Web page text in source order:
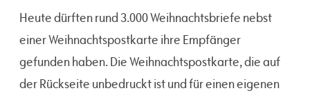
Heute dürften rund 3.000 Weihnachtsbriefe nebst
einer Weihnachtspostkarte ihre Empfänger
gefunden haben. Die Weihnachtspostkarte, die auf
der Rückseite unbedruckt ist und für einen eigenen